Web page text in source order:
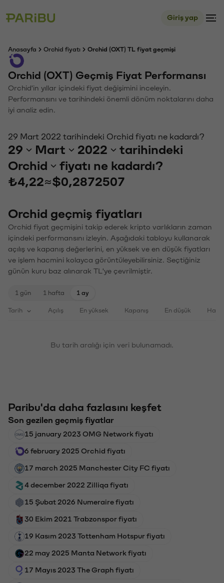
Giriş yap
Anasayfa Orchid fiyatı Orchid (OXT) TL fiyat geçmişi
Orchid (OXT) Geçmiş Fiyat Performansı
Orchid'in yıllar içindeki fiyat değişimini inceleyin.
Performansını ve tarihindeki önemli dönüm noktalarını daha
iyi analiz edin.
29 Mart 2022 tarihindeki Orchid fiyatı ne kadardı?
29 Mart 2022
tarihindeki
Orchid
fiyatı ne kadardı?
₺4,22≈$0,2872507
Orchid geçmiş fiyatları
Orchid fiyat geçmişini takip ederek kripto varlıkların zaman
içindeki performansını izleyin. Aşağıdaki tabloyu kullanarak
açılış ve kapanış değerlerini, en yüksek ve en düşük fiyatları
ve işlem hacmini kolayca görüntüleyebilirsiniz. Seçtiğiniz
günün kuru baz alınarak TL'ye çevrilmiştir.
1 gün 1 hafta 1 ay
Tarih Açılış En yüksek Kapanış En düşük
Bu tarih aralığı için veri bulunamadı.
Paribu'da daha fazlasını keşfet
Son gezilen geçmiş fiyatlar
15 january 2023 OMG Network fiyatı
6 february 2025 Orchid fiyatı
17 march 2025 Manchester City FC fiyatı
4 december 2022 Zilliqa fiyatı
15 Şubat 2026 Numeraire fiyatı
30 Ekim 2021 Trabzonspor fiyatı
19 Kasım 2023 Tottenham Hotspur fiyatı
22 may 2025 Manta Network fiyatı
17 Mayıs 2023 The Graph fiyatı